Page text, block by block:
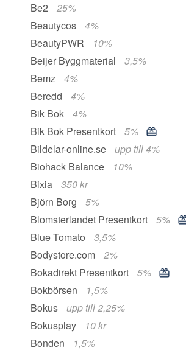
Be2
25%
Beautycos
4%
BeautyPWR
10%
Beijer Byggmaterial
3,5%
Bemz
4%
Beredd
4%
Bik Bok
4%
Bik Bok Presentkort
5%
Bildelar-online.se
upp till 4%
Biohack Balance
10%
Bixia
350 kr
Björn Borg
5%
Blomsterlandet Presentkort
5%
Blue Tomato
3,5%
Bodystore.com
2%
Bokadirekt Presentkort
5%
Bokbörsen
1,5%
Bokus
upp till 2,25%
Bokusplay
10 kr
Bonden
1,5%